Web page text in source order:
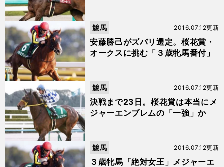
安藤勝己がズバリ選定。桜花賞・
オークスに挑む「３歳牝馬番付」
2016.07.12更新
競馬
決戦まで23日。桜花賞は本当にメ
ジャーエンブレムの「一強」か
2016.07.12更新
競馬
３歳牝馬「絶対女王」メジャーエ
2016.07.12更新
競馬